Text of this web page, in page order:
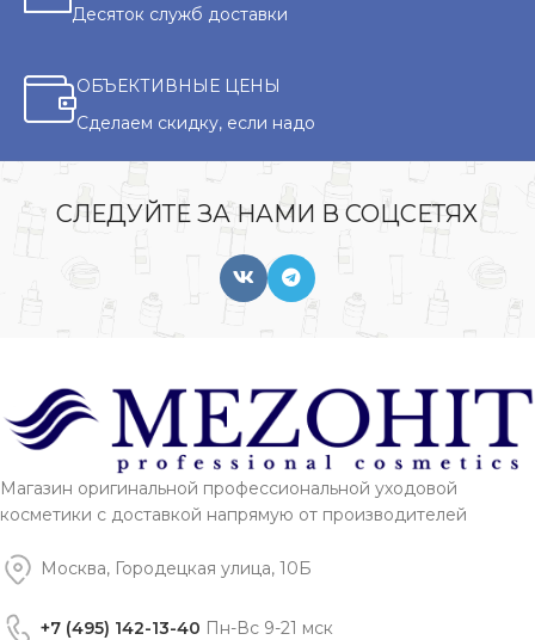
Десяток служб доставки
ОБЪЕКТИВНЫЕ ЦЕНЫ
Сделаем скидку, если надо
СЛЕДУЙТЕ ЗА НАМИ В СОЦСЕТЯХ
Магазин оригинальной профессиональной уходовой
косметики с доставкой напрямую от производителей
Москва, Городецкая улица, 10Б
+7 (495) 142-13-40 Пн-Вс 9-21 мск